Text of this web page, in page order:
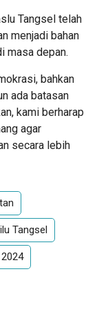
Tangsel telah
menjadi bahan
masa depan.
bahkan
ada batasan
kami berharap
agar
secara lebih
Tangsel